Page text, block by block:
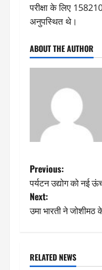
परीक्षा के लिए
अनुपस्थित थे।
ABOUT THE AUTHOR
P
o
s
n
Previous:
पर्यटन उद्योग को नई
Next:
उमा भारती ने जोशीमठ
RELATED NEWS